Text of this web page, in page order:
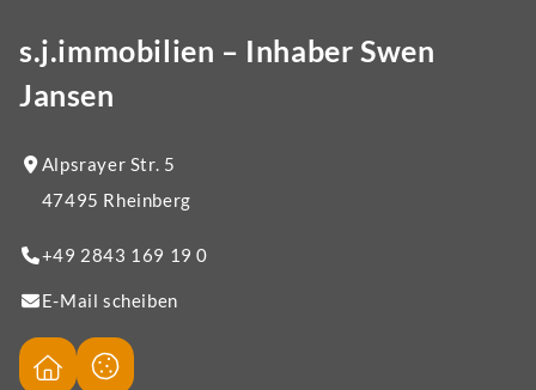
s.j.immobilien – Inhaber Swen
Jansen
Alpsrayer Str. 5
47495 Rheinberg
+49 2843 169 19 0
E-Mail scheiben